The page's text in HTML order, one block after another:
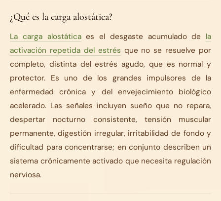
¿Qué es la carga alostática?
La carga alostáticaes el desgaste acumulado de la
activación repetida del estrés que no se resuelve por
completo, distinta del estrés agudo, que es normal y
protector. Es uno de los grandes impulsores de la
enfermedad crónica y del envejecimiento biológico
acelerado. Las señales incluyen sueño que no repara,
despertar nocturno consistente, tensión muscular
permanente, digestión irregular, irritabilidad de fondo y
dificultad para concentrarse; en conjunto describen un
sistema crónicamente activado que necesita regulación
nerviosa.